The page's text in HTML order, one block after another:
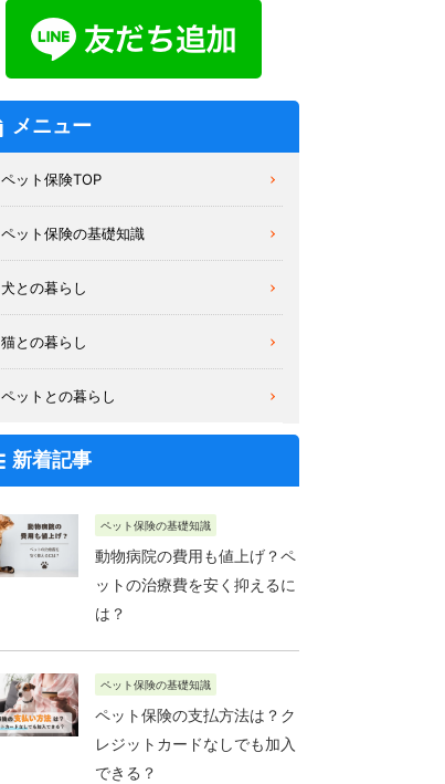
メニュー
ペット保険TOP
ペット保険の基礎知識
犬との暮らし
猫との暮らし
ペットとの暮らし
新着記事
ペット保険の基礎知識
動物病院の費用も値上げ？ペ
ットの治療費を安く抑えるに
は？
ペット保険の基礎知識
ペット保険の支払方法は？ク
レジットカードなしでも加入
できる？